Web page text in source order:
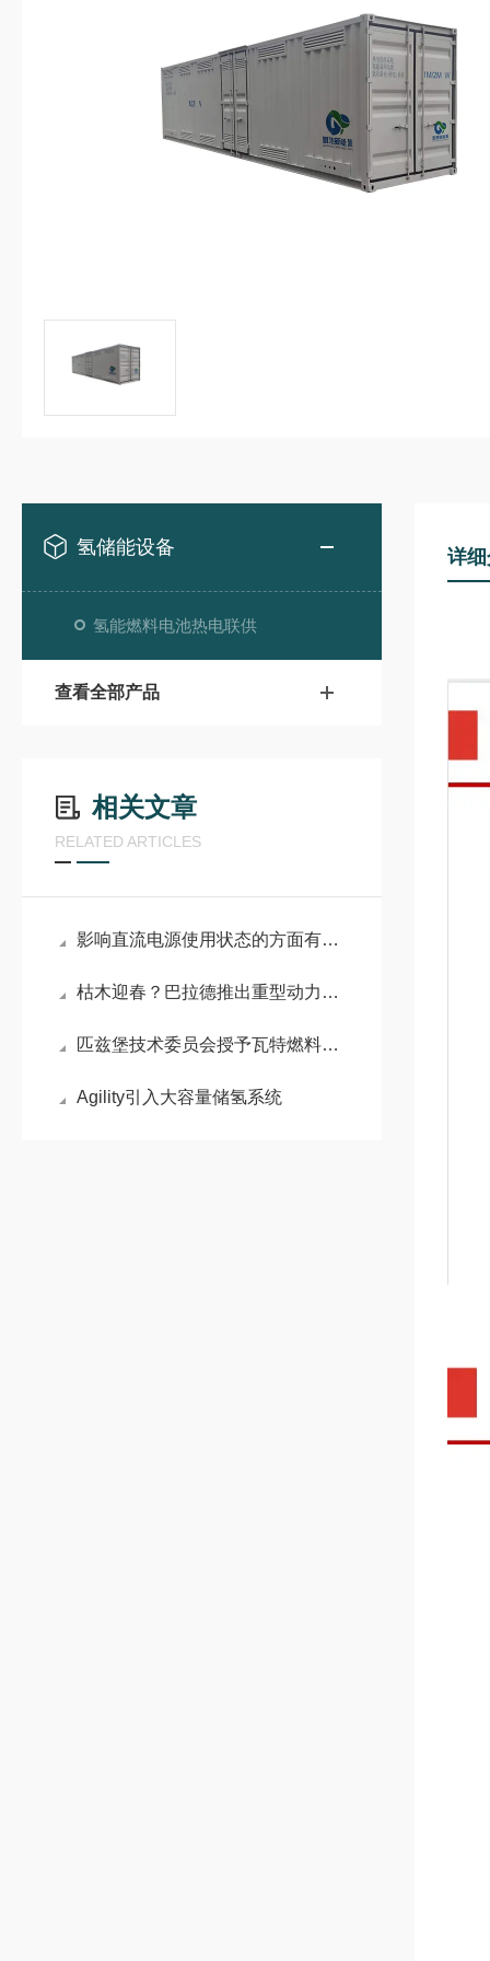
氢储能设备
氢能燃料电池热电联供
查看全部产品
相关文章
RELATED ARTICLES
影响直流电源使用状态的方面有几点
枯木迎春？巴拉德推出重型动力的燃料电池组
匹兹堡技术委员会授予瓦特燃料电池“技术创新奖50强”奖项
Agility引入大容量储氢系统
详